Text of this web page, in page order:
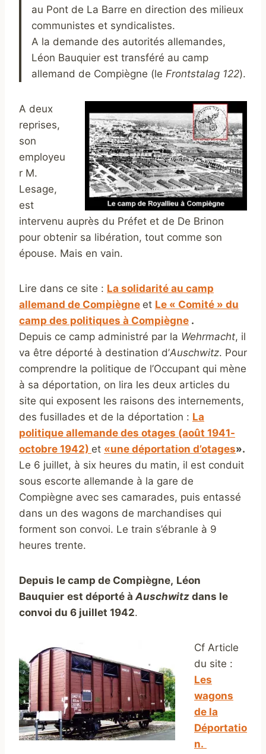
au Pont de La Barre en direction des milieux
communistes et syndicalistes.
A la demande des autorités allemandes,
Léon Bauquier est transféré au camp
allemand de Compiègne (le Frontstalag 122).
A deux
reprises,
son
employeu
r M.
Lesage,
est
intervenu auprès du Préfet et de De Brinon
pour obtenir sa libération, tout comme son
épouse. Mais en vain.
Lire dans ce site : La solidarité au camp
allemand de Compiègne et Le « Comité » du
camp des politiques à Compiègne .
Depuis ce camp administré par la Wehrmacht, il
va être déporté à destination d’Auschwitz. Pour
comprendre la politique de l’Occupant qui mène
à sa déportation, on lira les deux articles du
site qui exposent les raisons des internements,
des fusillades et de la déportation : La
politique allemande des otages (août 1941-
octobre 1942) et «une déportation d’otages».
Le 6 juillet, à six heures du matin, il est conduit
sous escorte allemande à la gare de
Compiègne avec ses camarades, puis entassé
dans un des wagons de marchandises qui
forment son convoi. Le train s’ébranle à 9
heures trente.
Depuis le camp de Compiègne, Léon
Bauquier est déporté à Auschwitz dans le
convoi du 6 juillet 1942.
Cf Article
du site :
Les
wagons
de la
Déportatio
n.